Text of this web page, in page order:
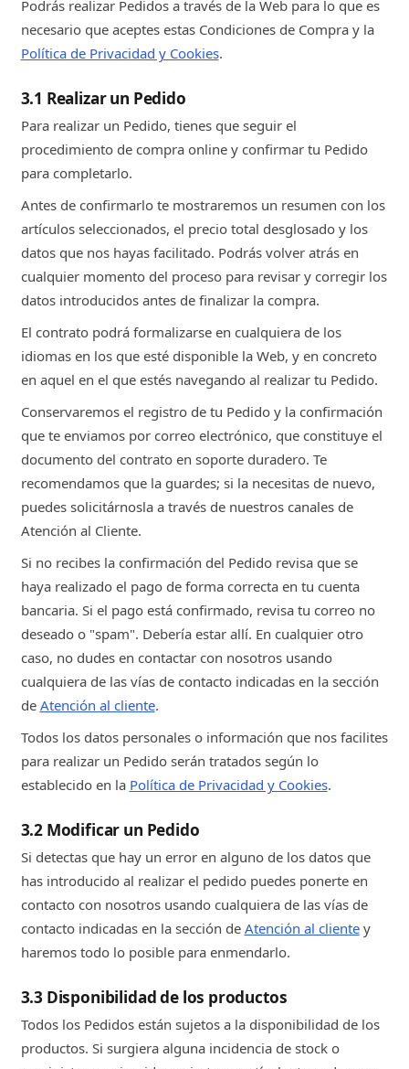
Podrás realizar Pedidos a través de la Web para lo que es
necesario que aceptes estas Condiciones de Compra y la
Política de Privacidad y Cookies.
3.1 Realizar un Pedido
Para realizar un Pedido, tienes que seguir el
procedimiento de compra online y confirmar tu Pedido
para completarlo.
Antes de confirmarlo te mostraremos un resumen con los
artículos seleccionados, el precio total desglosado y los
datos que nos hayas facilitado. Podrás volver atrás en
cualquier momento del proceso para revisar y corregir los
datos introducidos antes de finalizar la compra.
El contrato podrá formalizarse en cualquiera de los
idiomas en los que esté disponible la Web, y en concreto
en aquel en el que estés navegando al realizar tu Pedido.
Conservaremos el registro de tu Pedido y la confirmación
que te enviamos por correo electrónico, que constituye el
documento del contrato en soporte duradero. Te
recomendamos que la guardes; si la necesitas de nuevo,
puedes solicitárnosla a través de nuestros canales de
Atención al Cliente.
Si no recibes la confirmación del Pedido revisa que se
haya realizado el pago de forma correcta en tu cuenta
bancaria. Si el pago está confirmado, revisa tu correo no
deseado o "spam". Debería estar allí. En cualquier otro
caso, no dudes en contactar con nosotros usando
cualquiera de las vías de contacto indicadas en la sección
de Atención al cliente.
Todos los datos personales o información que nos facilites
para realizar un Pedido serán tratados según lo
establecido en la Política de Privacidad y Cookies.
3.2 Modificar un Pedido
Si detectas que hay un error en alguno de los datos que
has introducido al realizar el pedido puedes ponerte en
contacto con nosotros usando cualquiera de las vías de
contacto indicadas en la sección de Atención al clientey
haremos todo lo posible para enmendarlo.
3.3 Disponibilidad de los productos
Todos los Pedidos están sujetos a la disponibilidad de los
productos. Si surgiera alguna incidencia de stock o